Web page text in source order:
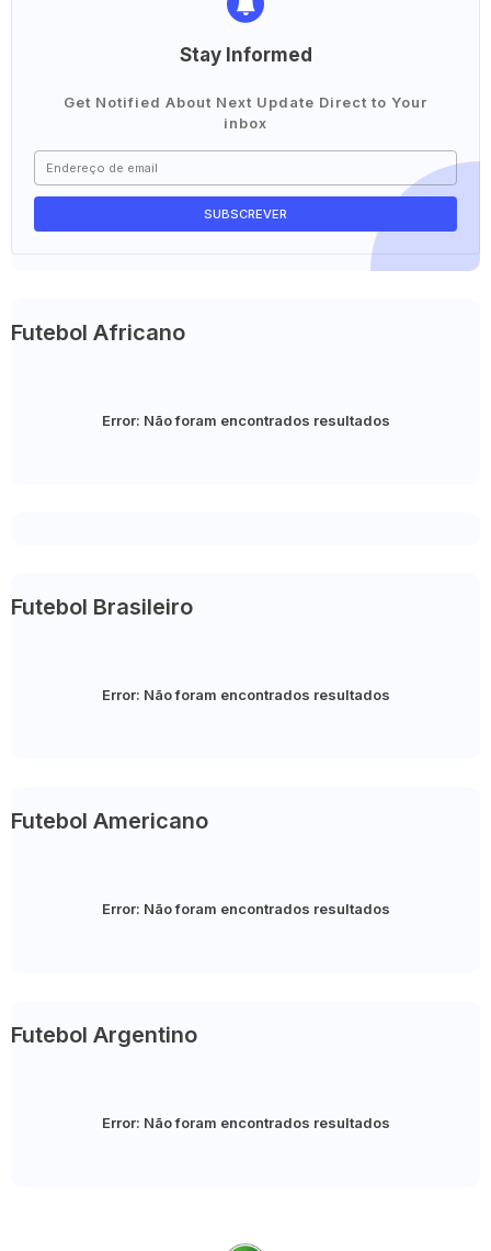
Stay Informed
Get Notified About Next Update Direct to Your
inbox
Futebol Africano
Error: Não foram encontrados resultados
Futebol Brasileiro
Error: Não foram encontrados resultados
Futebol Americano
Error: Não foram encontrados resultados
Futebol Argentino
Error: Não foram encontrados resultados